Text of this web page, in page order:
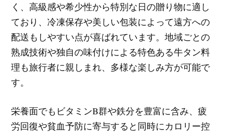
く、高級感や希少性から特別な日の贈り物に適し
ており、冷凍保存や美しい包装によって遠方への
配送もしやすい点が喜ばれています。地域ごとの
熟成技術や独自の味付けによる特色ある牛タン料
理も旅行者に親しまれ、多様な楽しみ方が可能で
す。
栄養面でもビタミンB群や鉄分を豊富に含み、疲
労回復や貧血予防に寄与すると同時にカロリー控